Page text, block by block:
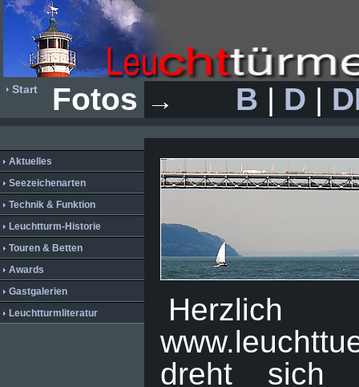
Start Fotos → B | D |
Aktuelles
Seezeichenarten
Technik & Funktion
Leuchtturm-Historie
Touren & Betten
Awards
Gastgalerien
Leuchtturmliteratur
dreht sich